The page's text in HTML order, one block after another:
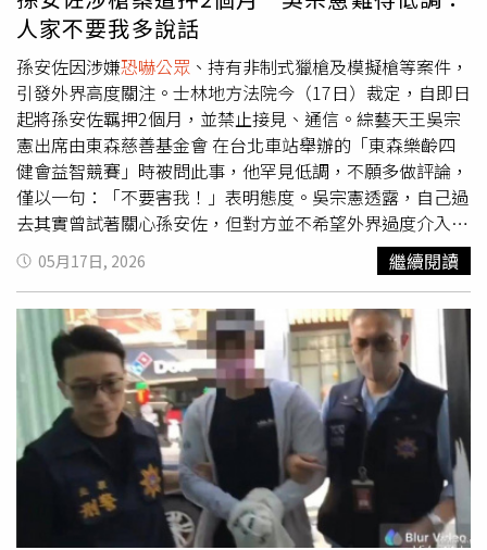
讀天月則說明，近期拍攝的5支影片皆有與廠商簽訂合作合
約，並安排拍攝時程與交件日期。他表示，自己在這次合作
中主要負責對接與陪同拍攝，並非影片製作人或導演，影片
風格與旁白聲音也並非由他主導。他進一步指出，當天另有
攝影與後製人員自中部北上支援拍攝，原定內容僅聚焦於孫
安佐過去的經歷，腳本中並未提及火槍內容，相關群組對話
也能作為佐證。不過他透露，拍攝當天孫安佐情緒相當激
動，「孫那天非常失控的半強迫並說服我們，一定要拍攝他
的發明，他新改良的，不然他不要拍，直接爆氣」，在對方
多年接觸相關器材的背景下，團隊最後才同意拍攝並上傳影
片。對於「切割」說法，重讀天月則強調，自己在檢警調查
期間已全力配合，長時間接受偵訊與扣押調查。他表示，之
所以宣布不再擔任經紀人，是因為自認已無法完全掌握孫安
佐的行為與狀況，擔心未來再度發生無法控制的事件。重讀
天月也提到，自己先前曾與孫安佐父親孫鵬討論，若再出現
類似情況，便不再繼續擔任經紀人，「因為我賺不到錢也會
被牽連，他父母只希望他好好在家生活，不奢求他如何了。
所以何來切割？我還是很重視孫，也是當家人在對待，不然
我早就不在他身邊了」。他坦言，自己並未從孫家獲得固定
收入，甚至曾替孫安佐處理部分生活開銷與工作事務，只希
望能協助對方逐漸回歸正常生活與工作步調。
人家不要我多說話
孫安佐因涉嫌恐嚇公眾 、持有非制式獵槍及模擬槍等案件，
引發外界高度關注。士林地方法院今（17日）裁定，自即日
起將孫安佐羈押2個月，並禁止接見、通信。綜藝天王吳宗
憲出席由東森慈善基金會 在台北車站舉辦的「東森樂齡四
健會益智競賽」時被問此事，他罕見低調，不願多做評論，
僅以一句：「不要害我！」表明態度。吳宗憲透露，自己過
去其實曾試著關心孫安佐，但對方並不希望外界過度介入，
因此他選擇尊重，「以前有試著關心過，但人家不要我多說
話，我就不要說話了，不要害我」。吳宗憲也表示在演藝圈
事人不希望旁人多談，他便不再多做回應。談到自己的兒子
鹿希派時，吳宗則強調，對孩子的教育方式就是「放手讓他
自己走」，認為每個人都該為自己的人生負責，「就讓他自
由發揮吧，他的人生自己決定」。至於父子間的相處與界
線，吳宗憲也分享自己對鹿希派的叮嚀：「爸爸做了什麼，
你就可以做；爸爸沒做的，你就通通不能做。」
05月17日, 2026 繼續閱讀